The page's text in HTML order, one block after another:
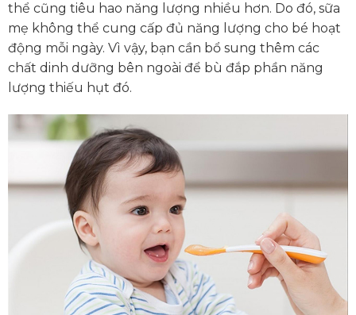
thể cũng tiêu hao năng lượng nhiều hơn. Do đó, sữa
mẹ không thể cung cấp đủ năng lượng cho bé hoạt
động mỗi ngày. Vì vậy, bạn cần bổ sung thêm các
chất dinh dưỡng bên ngoài để bù đắp phần năng
lượng thiếu hụt đó.